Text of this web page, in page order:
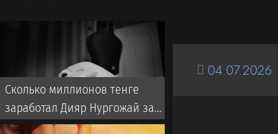
04.07.2026
Сколько миллионов тенге
заработал Дияр Нургожай за
победу нокаутом на турнире